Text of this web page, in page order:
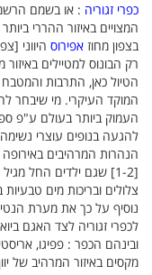
כפרי זגוריה
המצויים באיזור ההררי
בצפון מחוז אפירוס היווני
רק הבונוס למטיילים
הטיול כאן, התרבות
המוקד העיקרי. מי שיבחר
העמוק ביותר בעולם ע"פ ספר
להגעה בנופים עוצרי
הנהרות המרהיבים
צלולים ובריכות מים
נוסיף על כך את מערת
לכפרי זגוריה לצד האגם
ובינהם הכפר : פפיגו,
מקסים באיזור המרהיב של